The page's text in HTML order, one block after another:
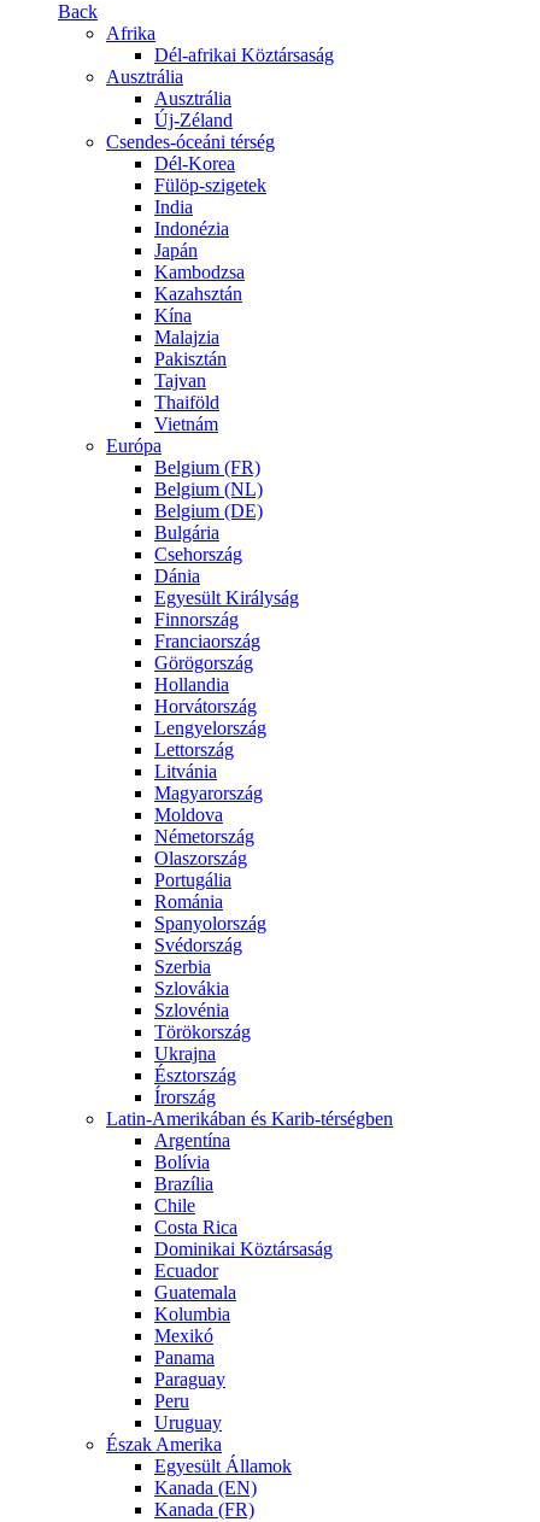
Back
Afrika
Dél-afrikai Köztársaság
Ausztrália
Ausztrália
Új-Zéland
Csendes-óceáni térség
Dél-Korea
Fülöp-szigetek
India
Indonézia
Japán
Kambodzsa
Kazahsztán
Kína
Malajzia
Pakisztán
Tajvan
Thaiföld
Vietnám
Európa
Belgium (FR)
Belgium (NL)
Belgium (DE)
Bulgária
Csehország
Dánia
Egyesült Királyság
Finnország
Franciaország
Görögország
Hollandia
Horvátország
Lengyelország
Lettország
Litvánia
Magyarország
Moldova
Németország
Olaszország
Portugália
Románia
Spanyolország
Svédország
Szerbia
Szlovákia
Szlovénia
Törökország
Ukrajna
Észtország
Írország
Latin-Amerikában és Karib-térségben
Argentína
Bolívia
Brazília
Chile
Costa Rica
Dominikai Köztársaság
Ecuador
Guatemala
Kolumbia
Mexikó
Panama
Paraguay
Peru
Uruguay
Észak Amerika
Egyesült Államok
Kanada (EN)
Kanada (FR)